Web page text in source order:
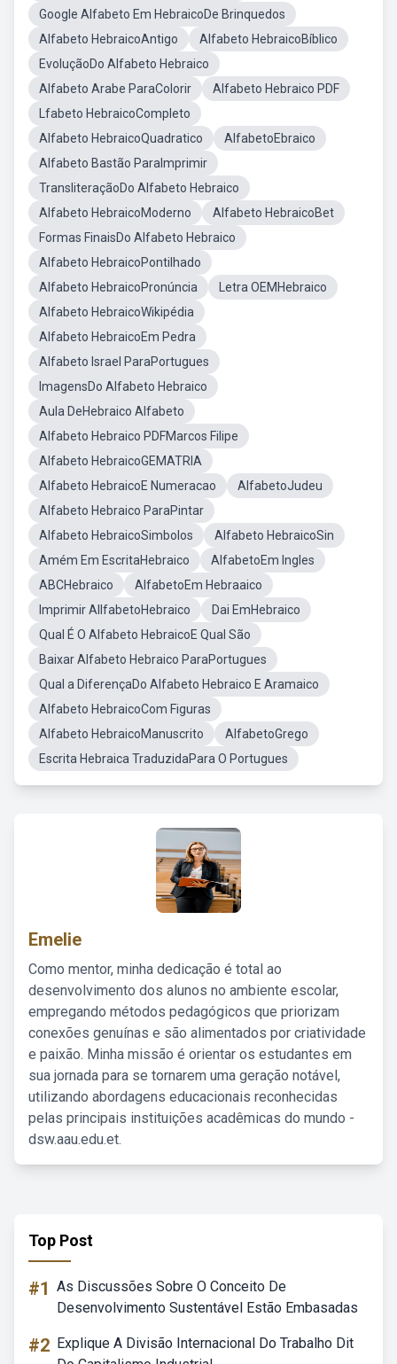
Google Alfabeto Em HebraicoDe Brinquedos
Alfabeto HebraicoAntigo
Alfabeto HebraicoBíblico
EvoluçãoDo Alfabeto Hebraico
Alfabeto Arabe ParaColorir
Alfabeto Hebraico PDF
Lfabeto HebraicoCompleto
Alfabeto HebraicoQuadratico
AlfabetoEbraico
Alfabeto Bastão ParaImprimir
TransliteraçãoDo Alfabeto Hebraico
Alfabeto HebraicoModerno
Alfabeto HebraicoBet
Formas FinaisDo Alfabeto Hebraico
Alfabeto HebraicoPontilhado
Alfabeto HebraicoPronúncia
Letra OEMHebraico
Alfabeto HebraicoWikipédia
Alfabeto HebraicoEm Pedra
Alfabeto Israel ParaPortugues
ImagensDo Alfabeto Hebraico
Aula DeHebraico Alfabeto
Alfabeto Hebraico PDFMarcos Filipe
Alfabeto HebraicoGEMATRIA
Alfabeto HebraicoE Numeracao
AlfabetoJudeu
Alfabeto Hebraico ParaPintar
Alfabeto HebraicoSimbolos
Alfabeto HebraicoSin
Amém Em EscritaHebraico
AlfabetoEm Ingles
ABCHebraico
AlfabetoEm Hebraaico
Imprimir AllfabetoHebraico
Dai EmHebraico
Qual É O Alfabeto HebraicoE Qual São
Baixar Alfabeto Hebraico ParaPortugues
Qual a DiferençaDo Alfabeto Hebraico E Aramaico
Alfabeto HebraicoCom Figuras
Alfabeto HebraicoManuscrito
AlfabetoGrego
Escrita Hebraica TraduzidaPara O Portugues
Emelie
Como mentor, minha dedicação é total ao
desenvolvimento dos alunos no ambiente escolar,
empregando métodos pedagógicos que priorizam
conexões genuínas e são alimentados por criatividade
e paixão. Minha missão é orientar os estudantes em
sua jornada para se tornarem uma geração notável,
utilizando abordagens educacionais reconhecidas
pelas principais instituições acadêmicas do mundo -
dsw.aau.edu.et.
Top Post
#1 As Discussões Sobre O Conceito De
Desenvolvimento Sustentável Estão Embasadas
#2 Explique A Divisão Internacional Do Trabalho Dit